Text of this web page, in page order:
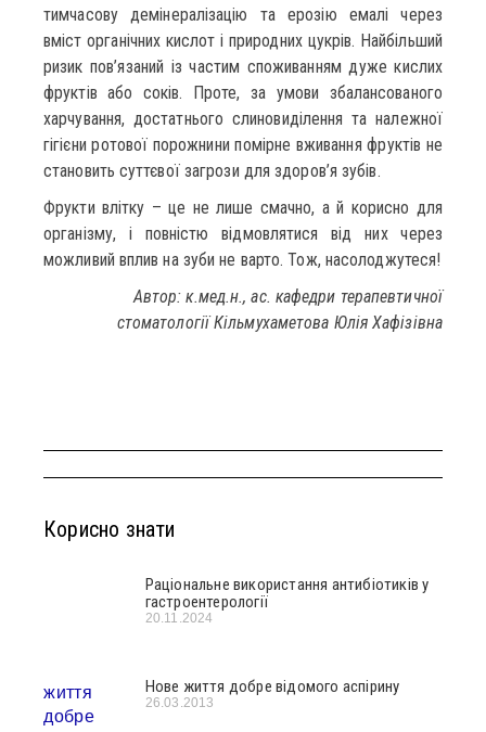
тимчасову демінералізацію та ерозію емалі через
вміст органічних кислот і природних цукрів. Найбільший
ризик пов’язаний із частим споживанням дуже кислих
фруктів або соків. Проте, за умови збалансованого
харчування, достатнього слиновиділення та належної
гігієни ротової порожнини помірне вживання фруктів не
становить суттєвої загрози для здоров’я зубів.
Фрукти влітку – це не лише смачно, а й корисно для
організму, і повністю відмовлятися від них через
можливий вплив на зуби не варто. Тож, насолоджутеся!
Автор: к.мед.н., ас. кафедри терапевтичної
стоматології Кільмухаметова Юлія Хафізівна
Корисно знати
Раціональне використання антибіотиків у
гастроентерології
20.11.2024
Нове життя добре відомого аспірину
26.03.2013